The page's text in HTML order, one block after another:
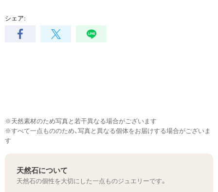
シェア:
※天然素材のため写真と若干異なる場合がございます
※すべて一点もののため、写真と異なる個体をお届けする場合がございま
す
天然石について
天然石の個性を大切にした一点ものジュエリーです。